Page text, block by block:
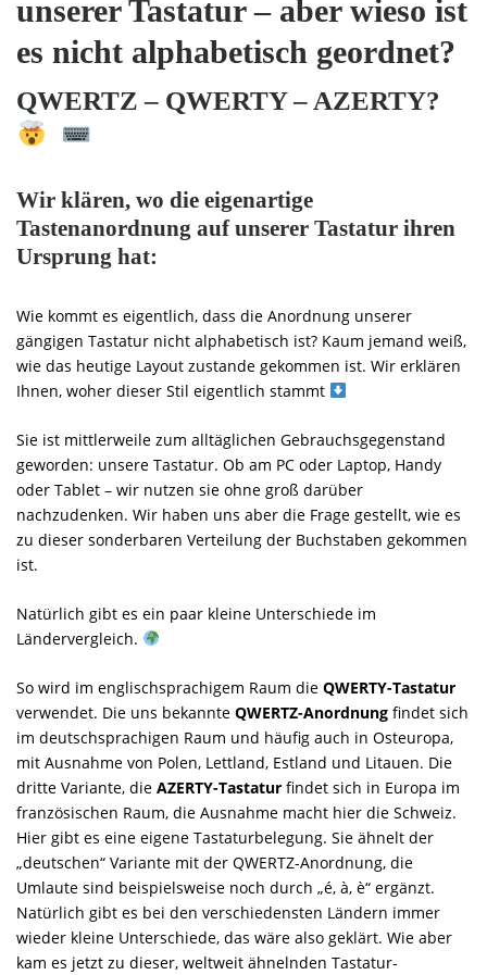
unserer Tastatur – aber wieso ist
es nicht alphabetisch geordnet?
QWERTZ – QWERTY – AZERTY?
Wir klären, wo die eigenartige
Tastenanordnung auf unserer Tastatur ihren
Ursprung hat:
Wie kommt es eigentlich, dass die Anordnung unserer
gängigen Tastatur nicht alphabetisch ist? Kaum jemand weiß,
wie das heutige Layout zustande gekommen ist. Wir erklären
Ihnen, woher dieser Stil eigentlich stammt
Sie ist mittlerweile zum alltäglichen Gebrauchsgegenstand
geworden: unsere Tastatur. Ob am PC oder Laptop, Handy
oder Tablet – wir nutzen sie ohne groß darüber
nachzudenken. Wir haben uns aber die Frage gestellt, wie es
zu dieser sonderbaren Verteilung der Buchstaben gekommen
ist.
Natürlich gibt es ein paar kleine Unterschiede im
Ländervergleich.
So wird im englischsprachigem Raum die QWERTY-Tastatur
verwendet. Die uns bekannte QWERTZ-Anordnung findet sich
im deutschsprachigen Raum und häufig auch in Osteuropa,
mit Ausnahme von Polen, Lettland, Estland und Litauen. Die
dritte Variante, die AZERTY-Tastatur findet sich in Europa im
französischen Raum, die Ausnahme macht hier die Schweiz.
Hier gibt es eine eigene Tastaturbelegung. Sie ähnelt der
„deutschen“ Variante mit der QWERTZ-Anordnung, die
Umlaute sind beispielsweise noch durch „é, à, è“ ergänzt.
Natürlich gibt es bei den verschiedensten Ländern immer
wieder kleine Unterschiede, das wäre also geklärt. Wie aber
kam es jetzt zu dieser, weltweit ähnelnden Tastatur-